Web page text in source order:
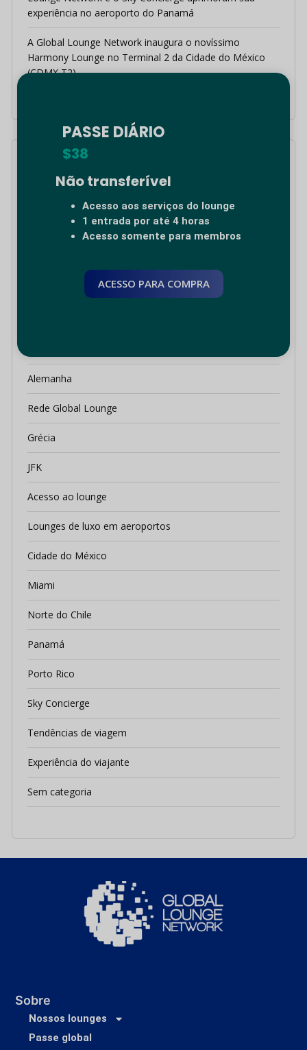
experiência no aeroporto do Panamá
A Global Lounge Network inaugura o novíssimo
Harmony Lounge no Terminal 2 da Cidade do México
(CDMX T2)
Categorias
Bogotá, Colômbia
Alemanha
Rede Global Lounge
Grécia
JFK
Acesso ao lounge
Lounges de luxo em aeroportos
Cidade do México
Miami
Norte do Chile
Panamá
Porto Rico
Sky Concierge
Tendências de viagem
Experiência do viajante
Sem categoria
Sobre
Nossos lounges
Passe global
PASSE DIÁRIO
$38
Não transferível
Acesso aos serviços do lounge
1 entrada por até 4 horas
Acesso somente para membros
ACESSO PARA COMPRA